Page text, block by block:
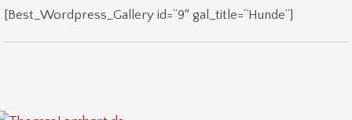
[Best_Wordpress_Gallery id=“9″ gal_title=“Hunde“]